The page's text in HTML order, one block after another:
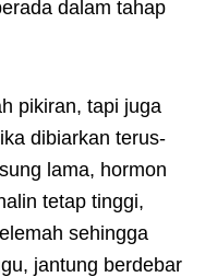
dalam tahap
pikiran, tapi juga
dibiarkan terus-
lama, hormon
tetap tinggi,
sehingga
jantung berdebar